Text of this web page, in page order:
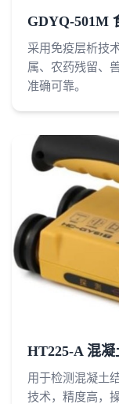
GDYQ-501M
采用免疫层析技
属、农药残留、
准确可靠。
HT225-A 混
用于检测混凝土
技术，精度高，